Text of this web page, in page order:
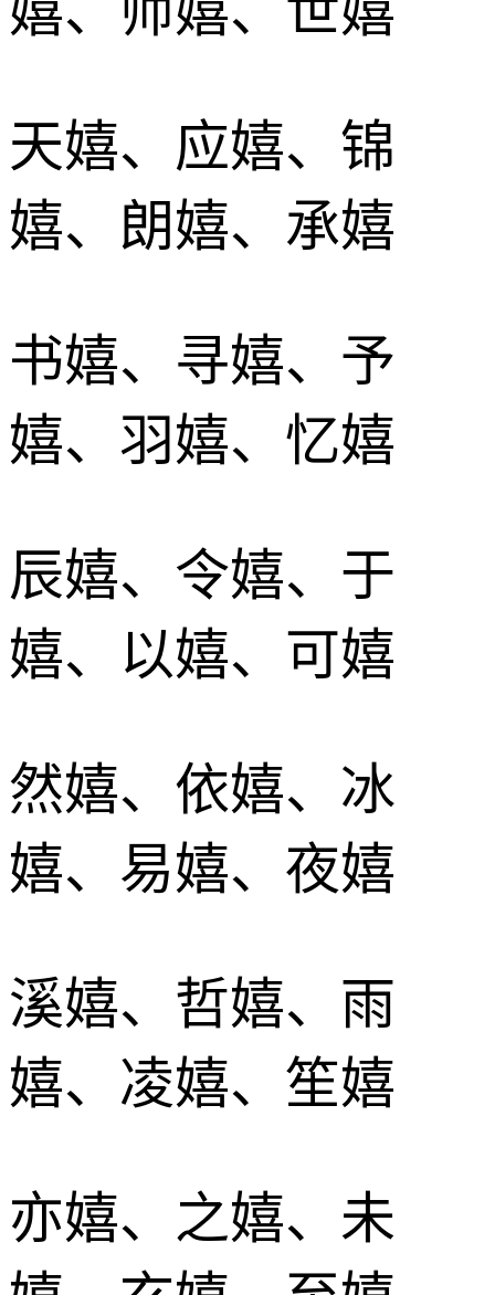
天嬉、应嬉、锦
嬉、朗嬉、承嬉
书嬉、寻嬉、予
嬉、羽嬉、忆嬉
辰嬉、令嬉、于
嬉、以嬉、可嬉
然嬉、依嬉、冰
嬉、易嬉、夜嬉
溪嬉、哲嬉、雨
嬉、凌嬉、笙嬉
亦嬉、之嬉、未